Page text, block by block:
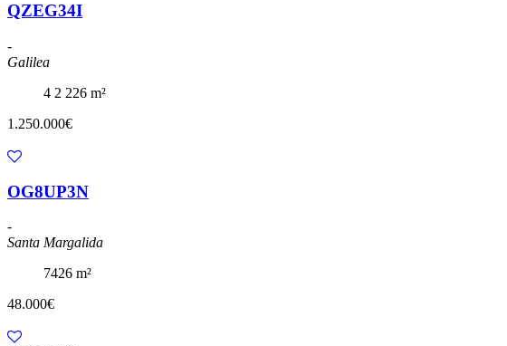
QZEG34I
-
Galilea
4 2 226 m²
1.250.000€
OG8UP3N
-
Santa Margalida
7426 m²
48.000€